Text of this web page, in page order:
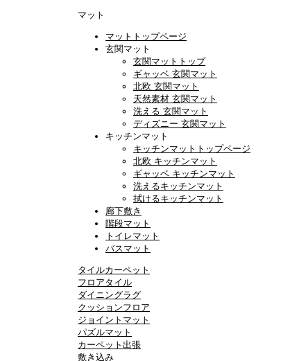
マット
マットトップページ
玄関マット
玄関マットトップ
ギャッベ 玄関マット
北欧 玄関マット
天然素材 玄関マット
洗える 玄関マット
ディズニー 玄関マット
キッチンマット
キッチンマットトップページ
北欧 キッチンマット
ギャッベ キッチンマット
洗えるキッチンマット
拭けるキッチンマット
廊下敷き
階段マット
トイレマット
バスマット
タイルカーペット
フロアタイル
ダイニングラグ
クッションフロア
ジョイントマット
パズルマット
カーペット出張
敷き込み